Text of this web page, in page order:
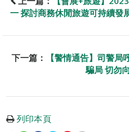
一 探討商務休閒旅遊可持續發
下一篇：
【警情通告】司警局
騙局 切勿
列印本頁